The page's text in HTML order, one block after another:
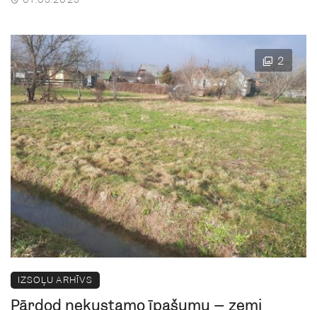
2
IZSOĻU ARHĪVS
Pārdod nekustamo īpašumu – zemi